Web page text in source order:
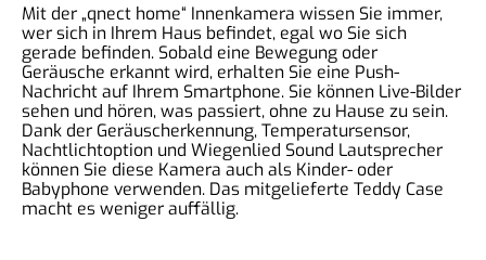
Mit der „qnect home“ Innenkamera wissen Sie immer,
wer sich in Ihrem Haus befindet, egal wo Sie sich
gerade befinden. Sobald eine Bewegung oder
Geräusche erkannt wird, erhalten Sie eine Push-
Nachricht auf Ihrem Smartphone. Sie können Live-Bilder
sehen und hören, was passiert, ohne zu Hause zu sein.
Dank der Geräuscherkennung, Temperatursensor,
Nachtlichtoption und Wiegenlied Sound Lautsprecher
können Sie diese Kamera auch als Kinder- oder
Babyphone verwenden. Das mitgelieferte Teddy Case
macht es weniger auffällig.